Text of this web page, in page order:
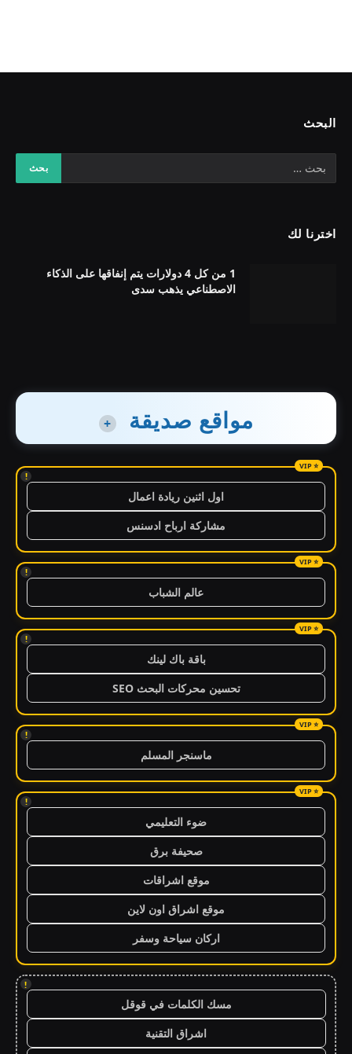
البحث
اخترنا لك
1 من كل 4 دولارات يتم إنفاقها على الذكاء
الاصطناعي يذهب سدى
مواقع صديقة +
!
اول اثنين ريادة اعمال
مشاركة ارباح ادسنس
!
عالم الشباب
!
باقة باك لينك
تحسين محركات البحث SEO
!
ماسنجر المسلم
!
ضوء التعليمي
صحيفة برق
موقع اشراقات
موقع اشراق اون لاين
اركان سياحة وسفر
!
مسك الكلمات في قوقل
اشراق التقنية